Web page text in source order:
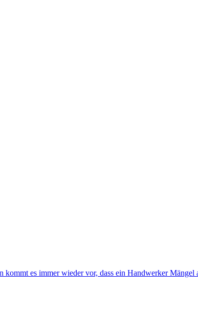
es immer wieder vor, dass ein Handwerker Mängel